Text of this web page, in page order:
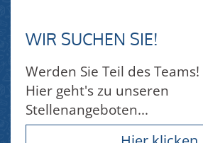
WIR SUCHEN SIE!
Werden Sie Teil des Teams!
Hier geht's zu unseren
Stellenangeboten...